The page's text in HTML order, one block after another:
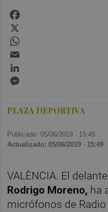
PLAZA DEPORTIVA
Publicado: 05/06/2019 · 15:45
Actualizado: 05/06/2019 · 15:49
VALÈNCIA. El
Rodrigo Moreno, ha
micrófonos de